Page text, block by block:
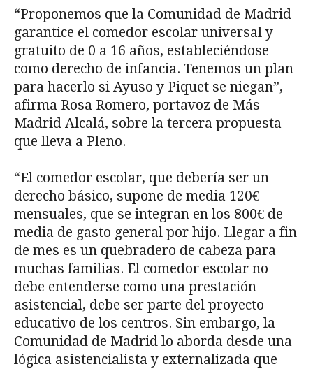
“Proponemos que la Comunidad de Madrid
garantice el comedor escolar universal y
gratuito de 0 a 16 años, estableciéndose
como derecho de infancia. Tenemos un plan
para hacerlo si Ayuso y Piquet se niegan”,
afirma Rosa Romero, portavoz de Más
Madrid Alcalá, sobre la tercera propuesta
que lleva a Pleno.
“El comedor escolar, que debería ser un
derecho básico, supone de media 120€
mensuales, que se integran en los 800€ de
media de gasto general por hijo. Llegar a fin
de mes es un quebradero de cabeza para
muchas familias. El comedor escolar no
debe entenderse como una prestación
asistencial, debe ser parte del proyecto
educativo de los centros. Sin embargo, la
Comunidad de Madrid lo aborda desde una
lógica asistencialista y externalizada que